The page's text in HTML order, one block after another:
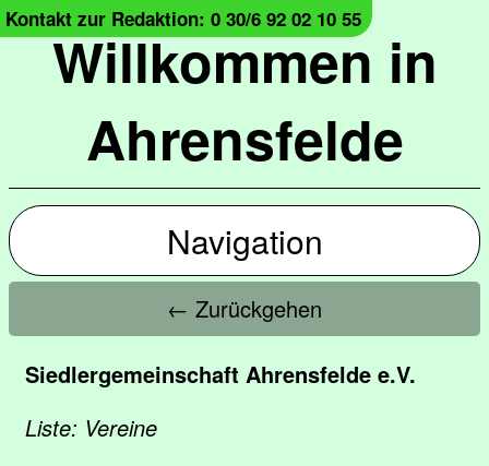
Willkommen in
Ahrensfelde
Kontakt zur Redaktion: 0 30/6 92 02 10 55
Navigation
← Zurückgehen
Siedlergemeinschaft Ahrensfelde e.V.
Liste: Vereine